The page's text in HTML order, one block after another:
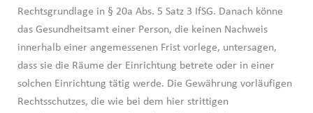
Rechtsgrundlage in § 20a Abs. 5 Satz 3 IfSG. Danach könne
das Gesundheitsamt einer Person, die keinen Nachweis
innerhalb einer angemessenen Frist vorlege, untersagen,
dass sie die Räume der Einrichtung betrete oder in einer
solchen Einrichtung tätig werde. Die Gewährung vorläufigen
Rechtsschutzes, die wie bei dem hier strittigen